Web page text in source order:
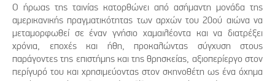
Ο ήρωας της ταινίας κατορθώνει από ασήμαντη μονάδα της
αμερικανικής πραγματικότητας των αρχών του 20ού αιώνα να
μεταμορφωθεί σε έναν γνήσιο χαμαιλέοντα και να διατρέξει
χρόνια, εποχές και ήθη, προκαλώντας σύγχυση στους
παράγοντες της επιστήμης και της θρησκείας, αξιοπερίεργο στον
περίγυρό του και χρησιμεύοντας στον σκηνοθέτη ως ένα όχημα